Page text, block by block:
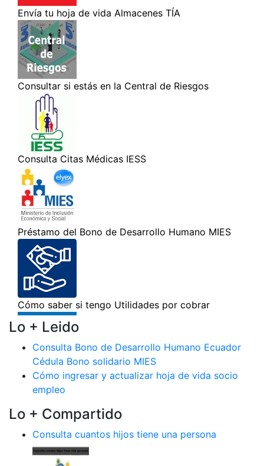
Lo + Leido
Consulta Bono de Desarrollo Humano Ecuador
Cédula Bono solidario MIES
Cómo ingresar y actualizar hoja de vida socio
empleo
Lo + Compartido
Consulta cuantos hijos tiene una persona